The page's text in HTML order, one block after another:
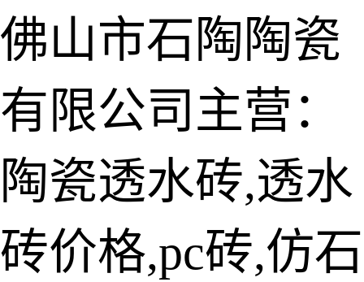
佛山市石陶陶瓷
有限公司主营：
陶瓷透水砖,透水
砖价格,pc砖,仿石
陶瓷透水砖
生态仿石砖
仿石透水砖
承重仿石砖
细面透水砖